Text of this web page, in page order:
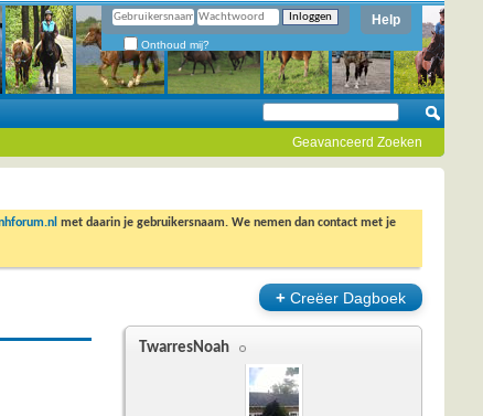
Help
Onthoud mij?
Geavanceerd Zoeken
met daarin je gebruikersnaam. We nemen dan contact met je
+ Creëer Dagboek
TwarresNoah